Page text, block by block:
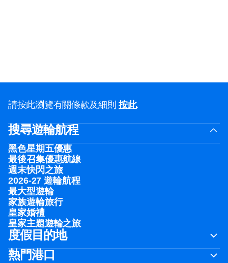
請按此瀏覽有關條款及細則按此.
搜尋遊輪航程
黑色星期五優惠
最後召集優惠航線
週末快閃之旅
2026-27 遊輪航程
最大型遊輪
家族遊輪旅行
皇家婚禮
皇家主題遊輪之旅
度假目的地
熱門港口